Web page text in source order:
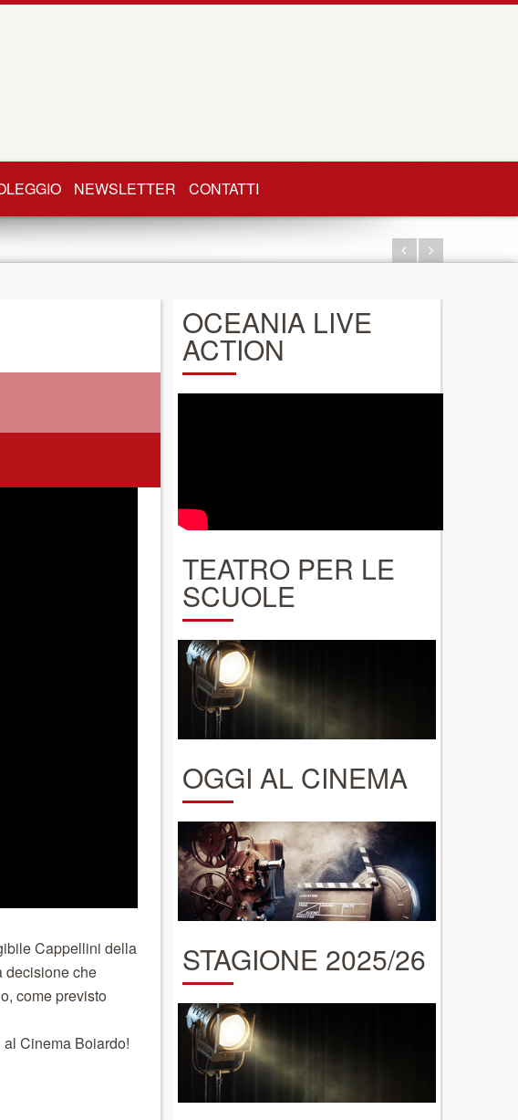
NEWSLETTER CONTATTI
Cappellini della
decisione che
come previsto
Cinema Boiardo!
OCEANIA LIVE
ACTION
TEATRO PER LE
SCUOLE
OGGI AL CINEMA
STAGIONE 2025/26